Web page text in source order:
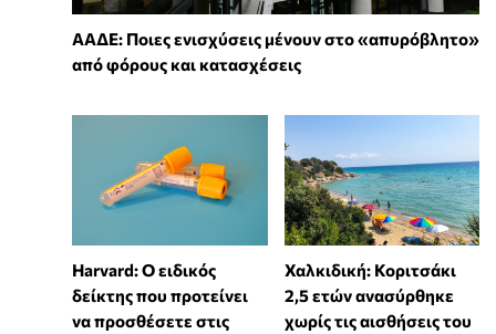
ΑΑΔΕ: Ποιες ενισχύσεις μένουν στο «απυρόβλητο»
από φόρους και κατασχέσεις
Harvard: Ο ειδικός
δείκτης που προτείνει
να προσθέσετε στις
Χαλκιδική: Κοριτσάκι
2,5 ετών ανασύρθηκε
χωρίς τις αισθήσεις του